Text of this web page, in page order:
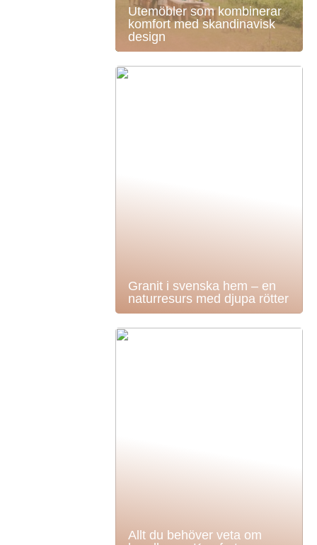
Utemöbler som kombinerar
komfort med skandinavisk
design
Granit i svenska hem – en
naturresurs med djupa rötter
Allt du behöver veta om